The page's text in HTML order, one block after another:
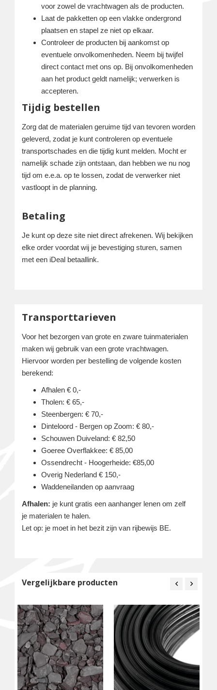
voor zowel de vrachtwagen als de producten.
Laat de pakketten op een vlakke ondergrond
plaatsen en stapel ze niet op elkaar.
Controleer de producten bij aankomst op
eventuele onvolkomenheden. Neem bij twijfel
direct contact met ons op. Bij onvolkomenheden
aan het product geldt namelijk; verwerken is
accepteren.
Tijdig bestellen
Zorg dat de materialen geruime tijd van tevoren worden
geleverd, zodat je kunt controleren op eventuele
transportschades en die tijdig kunt melden. Mocht er
namelijk schade zijn ontstaan, dan hebben we nu nog
tijd om e.e.a. op te lossen, zodat de verwerker niet
vastloopt in de planning.
Betaling
Je kunt op deze site niet direct afrekenen. Wij bekijken
elke order voordat wij je bevestiging sturen, samen
met een iDeal betaallink.
Transporttarieven
Voor het bezorgen van grote en zware tuinmaterialen
maken wij gebruik van een grote vrachtwagen.
Hiervoor worden per bestelling de volgende kosten
berekend:
Afhalen € 0,-
Tholen: € 65,-
Steenbergen: € 70,-
Dinteloord - Bergen op Zoom: € 80,-
Schouwen Duiveland: € 82,50
Goeree Overflakkee: € 85,00
Ossendrecht - Hoogerheide: €85,00
Overig Nederland € 150,-
Waddeneilanden op aanvraag
Afhalen: je kunt gratis een aanhanger lenen om zelf
je materialen te halen.
Let op: je moet in het bezit zijn van rijbewijs BE.
Vergelijkbare producten